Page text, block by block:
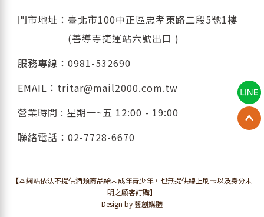
門市地址：臺北市100中正區忠孝東路二段5號1樓
(善導寺捷運站六號出口 )
服務專線： 0981-532690
EMAIL： tritar@mail2000.com.tw
營業時間 : 星期一~五 12:00 - 19:00
聯絡電話： 02-7728-6670
【本網站依法不提供酒類商品給未成年青少年，也無提供線上刷卡以及身分未
明之顧客訂購】
Design by 藝創媒體